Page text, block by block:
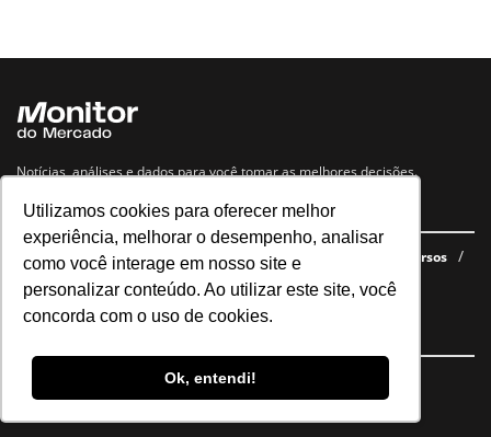
Utilizamos cookies para oferecer melhor
experiência, melhorar o desempenho, analisar
como você interage em nosso site e
personalizar conteúdo. Ao utilizar este site, você
concorda com o uso de cookies.
Ok, entendi!
Notícias, análises e dados para você tomar as melhores decisões.
Navegue no site
Últimas notícias Quem somos E-books gratuitos
Cursos
Política de privacidade